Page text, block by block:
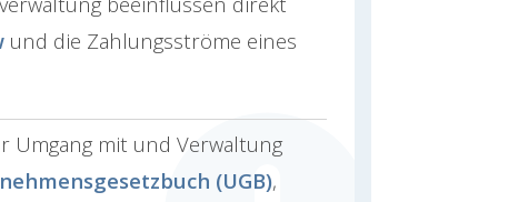
und die Zahlungsströme eines
Umgang mit und Verwaltung
(UGB),